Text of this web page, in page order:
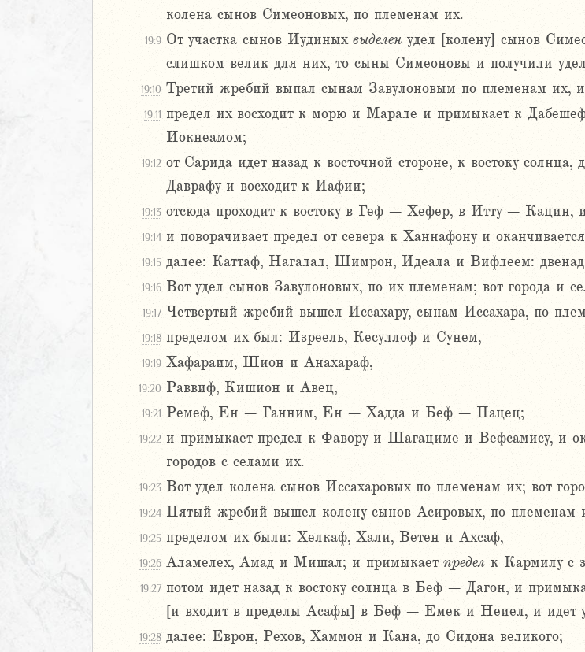
колена сынов Симеоновых, по племенам их.
19:9 От участка сынов Иудиных выделен удел [колену] сынов
слишком велик для них, то сыны Симеоновы и получили
19:10 Третий жребий выпал сынам Завулоновым по племенам их, и
19:11 предел их восходит к морю и Марале и примыкает к
Иокнеамом;
19:12 от Сарида идет назад к восточной стороне, к востоку
Даврафу и восходит к Иафии;
19:13 отсюда проходит к востоку в Геф – Хефер, в Итту –
19:14 и поворачивает предел от севера к Ханнафону и
19:15 далее: Каттаф, Нагалал, Шимрон, Идеала и Вифлеем:
19:16 Вот удел сынов Завулоновых, по их племенам; вот города и
19:17 Четвертый жребий вышел Иссахару, сынам Иссахара, по
19:18 пределом их был: Изреель, Кесуллоф и Сунем,
19:19 Хафараим, Шион и Анахараф,
19:20 Раввиф, Кишион и Авец,
19:21 Ремеф, Ен – Ганним, Ен – Хадда и Беф – Пацец;
19:22 и примыкает предел к Фавору и Шагациме и Вефсамису, и
городов с селами их.
19:23 Вот удел колена сынов Иссахаровых по племенам их; вот
19:24 Пятый жребий вышел колену сынов Асировых, по племенам
19:25 пределом их были: Хелкаф, Хали, Ветен и Ахсаф,
19:26 Аламелех, Амад и Мишал; и примыкает предел к Кармилу с
19:27 потом идет назад к востоку солнца в Беф – Дагон, и
[и входит в пределы Асафы] в Беф – Емек и Неиел, и идет у
19:28 далее: Еврон, Рехов, Хаммон и Кана, до Сидона великого;